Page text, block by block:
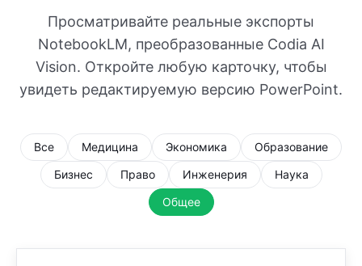
Просматривайте реальные экспорты
NotebookLM, преобразованные Codia AI
Vision. Откройте любую карточку, чтобы
увидеть редактируемую версию PowerPoint.
Все Медицина Экономика
Образование
Бизнес
Право Инженерия
Наука
Общее